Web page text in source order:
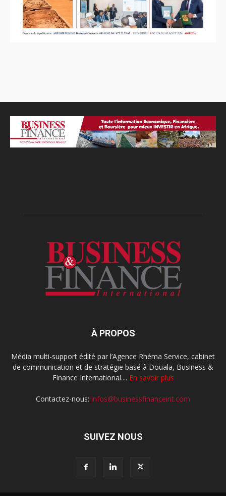
À PROPOS
Média multi-support édité par l’Agence Rhéma Service, cabinet
de communication et de stratégie basé à Douala, Business &
Finance International.... En savoir plus
Contactez-nous: infos@businessfinanceint.com
SUIVEZ NOUS